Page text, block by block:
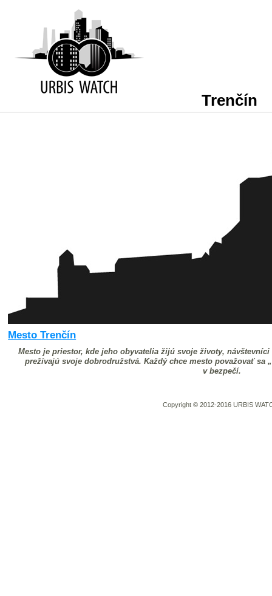
Trenčín
Mesto Trenčín
Mesto je priestor, kde jeho obyvatelia žijú svoje životy,
prežívajú svoje dobrodružstvá. Každý chce mesto považovať sa
v bezpečí.
Copyright © 2012-2016 URBIS